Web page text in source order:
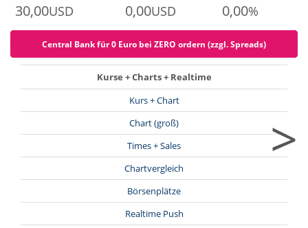
30,00USD 0,00USD 0,00%
Central Bank für 0 Euro bei ZERO ordern (zzgl. Spreads)
Kurse + Charts + Realtime
Kurs + Chart
Chart (groß)
Times + Sales
Chartvergleich
Börsenplätze
Realtime Push
>